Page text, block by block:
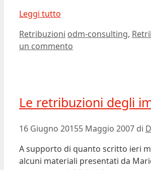
Leggi tutto
Categorie
Retribuzioni Tag
odm-consulting,
un commento
Le retribuzioni degli
16 Giugno 20155 Maggio 2007 di
A supporto di quanto scritto ieri
alcuni materiali presentati da